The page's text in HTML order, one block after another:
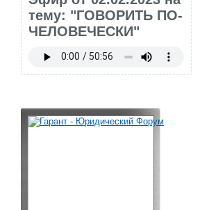
тему: "ГОВОРИТЬ ПО-
ЧЕЛОВЕЧЕСКИ"